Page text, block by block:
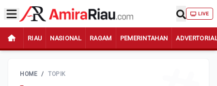
LIVE
RIAU NASIONAL RAGAM PEMERINTAHAN
HOME / TOPIK